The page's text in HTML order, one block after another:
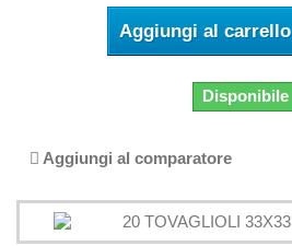
Aggiungi al carrello
Disponibile
Aggiungi al comparatore